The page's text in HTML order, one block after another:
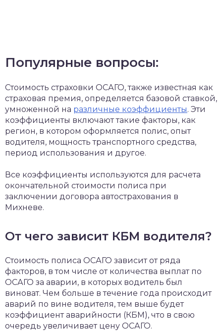
Популярные вопросы:
Стоимость страховки ОСАГО, также известная как
страховая премия, определяется базовой ставкой,
умноженной на различные коэффициенты. Эти
коэффициенты включают такие факторы, как
регион, в котором оформляется полис, опыт
водителя, мощность транспортного средства,
период использования и другое.
Все коэффициенты используются для расчета
окончательной стоимости полиса при
заключении договора автострахования в
Михневе.
От чего зависит КБМ водителя?
Стоимость полиса ОСАГО зависит от ряда
факторов, в том числе от количества выплат по
ОСАГО за аварии, в которых водитель был
виноват. Чем больше в течение года происходит
аварий по вине водителя, тем выше будет
коэффициент аварийности (КБМ), что в свою
очередь увеличивает цену ОСАГО.